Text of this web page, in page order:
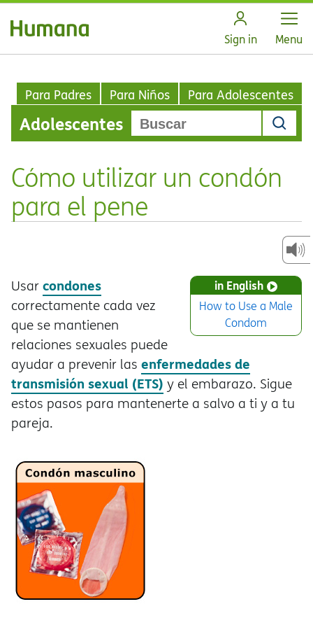
Sign in Open
Menu
Para Padres Para Niños Para Adolescentes
Adolescentes
Cómo utilizar un condón
para el pene
in English
How to Use a Male
Condom
Usarcondones
correctamente cada vez
que se mantienen
relaciones sexuales puede
ayudar a prevenir las enfermedades de
transmisión sexual (ETS) y el embarazo. Sigue
estos pasos para mantenerte a salvo a ti y a tu
pareja.